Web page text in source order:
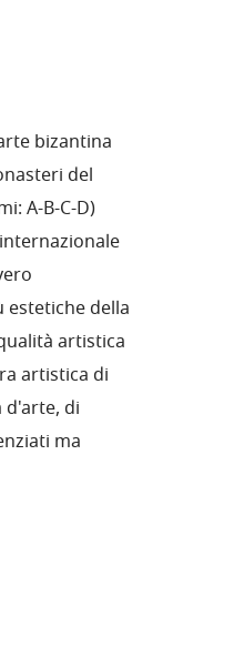
bizantina
del
A-B-C-D)
della
artistica
artistica di
d'arte, di
ma